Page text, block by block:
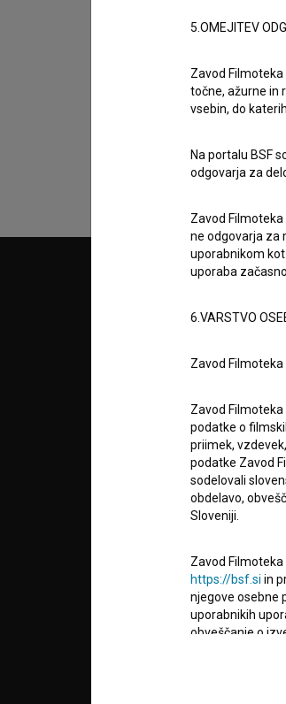
Sprejemamsplošne
podatkov.
© 2018-2026, Filmoteka,
Tehnična pomoč: podpora@bsf.si
Mednarodna številka ISSN 2670-
Projekt sofinancira:
5.OMEJITEV
Zavod
točne, ažurne in
vsebin, do
Na portalu BSF
odgovarja za
Zavod
ne odgovarja za
uporabnikom
uporaba
6.VARSTVO
Zavod
Zavod
podatke o
priimek,
podatke Zavod
sodelovali
obdelavo,
Sloveniji.
Zavod
https://bsf.si in
njegove osebne
uporabnikih
obveščanje o